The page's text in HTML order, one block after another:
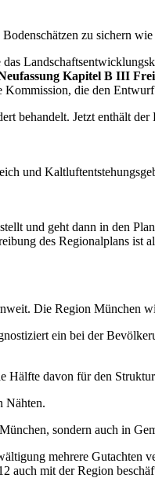
zu sichern
Kapitel B III
die den
behandelt. Jetzt enthält
und
und geht dann in den
des Regionalplans ist
Die Region München
ein bei der
davon für den
Nähten.
sondern auch in
mehrere
auch mit der Region